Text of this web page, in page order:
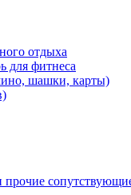
отдыха
для фитнеса
шашки, карты)